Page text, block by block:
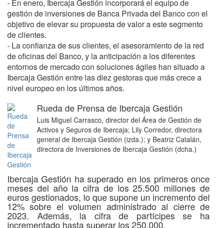
- En enero, Ibercaja Gestión incorporará el equipo de
gestión de inversiones de Banca Privada del Banco con el
objetivo de elevar su propuesta de valor a este segmento
de clientes.
- La confianza de sus clientes, el asesoramiento de la red
de oficinas del Banco, y la anticipación a los diferentes
entornos de mercado con soluciones ágiles han situado a
Ibercaja Gestión entre las diez gestoras que más crece a
nivel europeo en los últimos años.
Rueda de Prensa de Ibercaja Gestión
Luis Miguel Carrasco, director del Área de Gestión de
Activos y Seguros de Ibercaja; Lily Corredor, directora
general de Ibercaja Gestión (izda.); y Beatriz Catalán,
directora de Inversiones de Ibercaja Gestión (dcha.)
Ibercaja Gestión ha superado en los primeros once
meses del año la cifra de los 25.500 millones de
euros gestionados, lo que supone un incremento del
12% sobre el volumen administrado al cierre de
2023. Además, la cifra de partícipes se ha
incrementado hasta superar los 250.000.